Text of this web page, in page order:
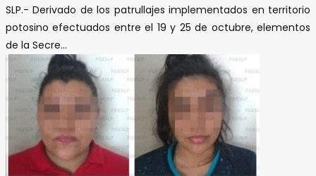
SLP.- Derivado de los patrullajes implementados en territorio
potosino efectuados entre el 19 y 25 de octubre, elementos
de la Secre...